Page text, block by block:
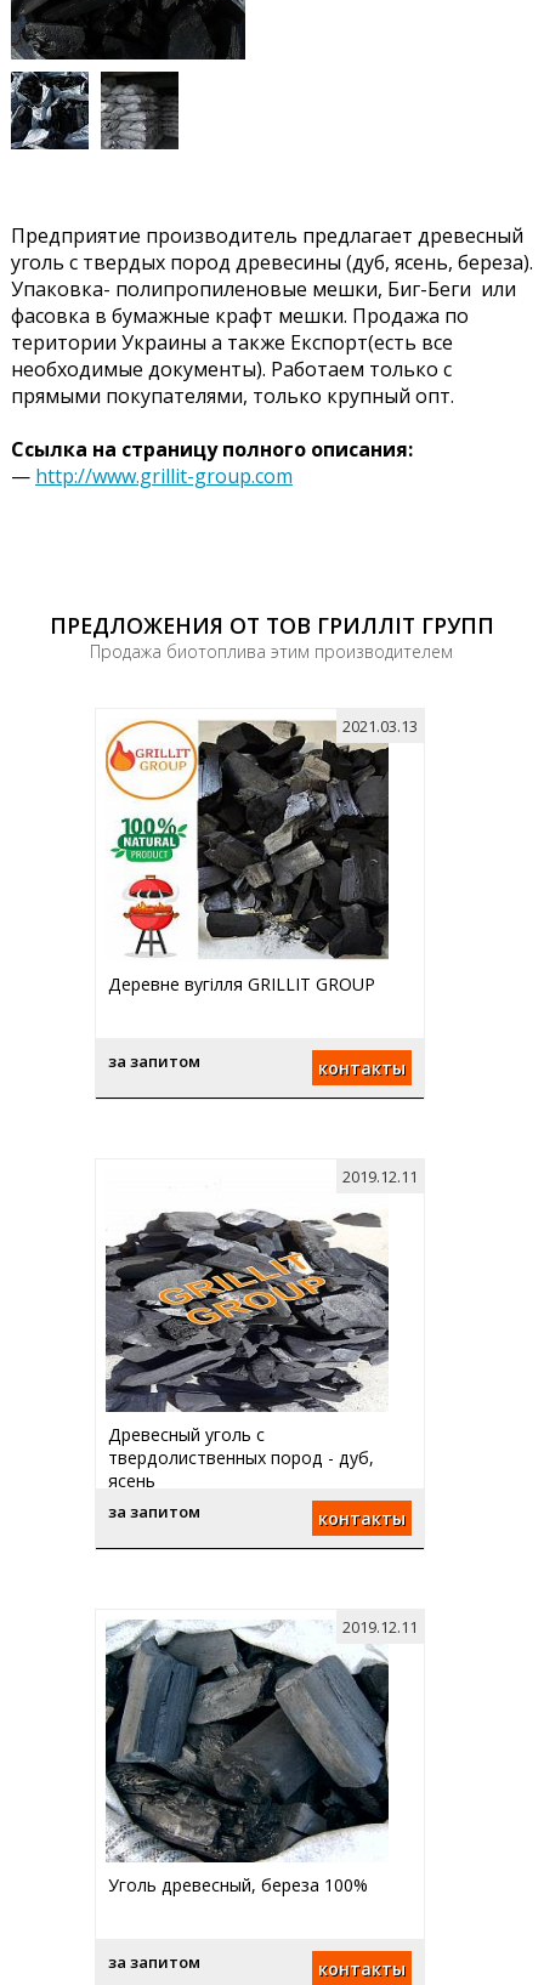
Предприятие производитель предлагает древесный
уголь с твердых пород древесины (дуб, ясень, береза).
Упаковка- полипропиленовые мешки, Биг-Беги или
фасовка в бумажные крафт мешки. Продажа по
територии Украины а также Експорт(есть все
необходимые документы). Работаем только с
прямыми покупателями, только крупный опт.
Ссылка на страницу полного описания:
— http://www.grillit-group.com
ПРЕДЛОЖЕНИЯ ОТ ТОВ ГРИЛЛІТ ГРУПП
Продажа биотоплива этим производителем
Деревне вугілля GRILLIT GROUP
за запитом контакты
2021.03.13
Древесный уголь с
твердолиственных пород - дуб,
ясень
за запитом контакты
2019.12.11
Уголь древесный, береза 100%
за запитом контакты
2019.12.11